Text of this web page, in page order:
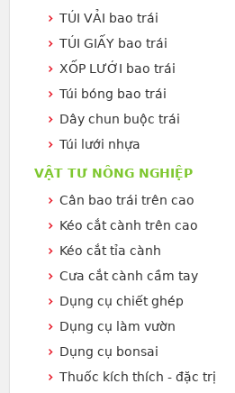
TÚI VẢI bao trái
TÚI GIẤY bao trái
XỐP LƯỚI bao trái
Túi bóng bao trái
Dây chun buộc trái
Túi lưới nhựa
VẬT TƯ NÔNG NGHIỆP
Cân bao trái trên cao
Kéo cắt cành trên cao
Kéo cắt tỉa cành
Cưa cắt cành cầm tay
Dụng cụ chiết ghép
Dụng cụ làm vườn
Dụng cụ bonsai
Thuốc kích thích - đặc trị